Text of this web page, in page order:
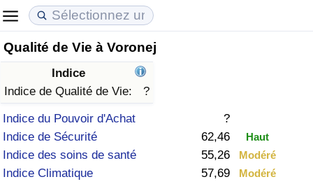
Qualité de Vie à Voronej
Indice
Indice de Qualité de Vie:
?
Indice du Pouvoir d'Achat
?
Indice de Sécurité
62,46 Haut
Indice des soins de santé 55,26 Modéré
Indice Climatique 57,69 Modéré
Coût de la vie
Indice du Coût de la Vie (Actuel)
Indice du Coût de la Vie
Indice du coût de la vie par pays
Prix de l'immobilier
Indice des Prix de l'immobilier (Actuel)
Indice des Prix de l'immobilier
Indice des Prix de l'immobilier par Pays
Qualité de Vie
Indice de Qualité de Vie
Indice de Qualité de Vie (Actuel)
Indice de qualité de vie par pays